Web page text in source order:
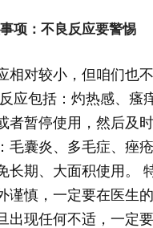
项：不良反应要警惕
相对较小，但咱们也
应包括：灼热感、瘙
者暂停使用，然后及
毛囊炎、多毛症、痤
长期、大面积使用。
谨慎，一定要在医生
出现任何不适，一定